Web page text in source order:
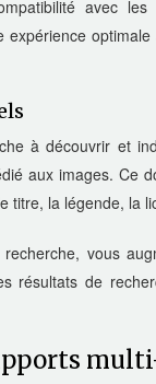
avec
à découvrir et
aux images. Ce
titre, la légende, la
vous
résultats de